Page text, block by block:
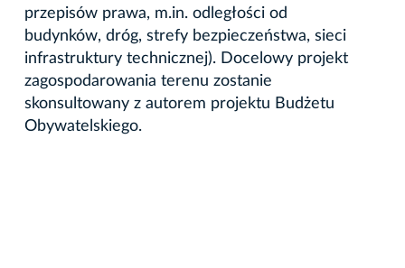
przepisów prawa, m.in. odległości od
budynków, dróg, strefy bezpieczeństwa, sieci
infrastruktury technicznej). Docelowy projekt
zagospodarowania terenu zostanie
skonsultowany z autorem projektu Budżetu
Obywatelskiego.